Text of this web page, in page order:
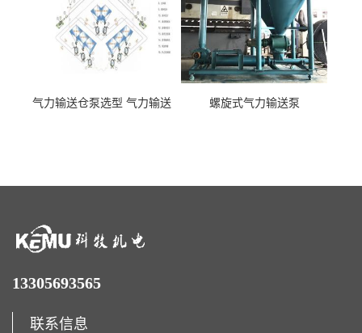
气力输送仓泵选型 气力输送
螺旋式气力输送泵
13305693565
联系信息